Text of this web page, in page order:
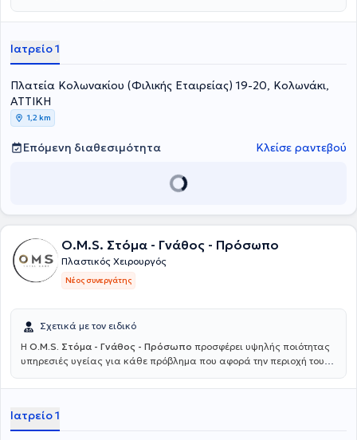
Ιατρείο 1
Πλατεία Κολωνακίου (Φιλικής Εταιρείας) 19-20, Κολωνάκι,
ΑΤΤΙΚΗ
1,2 km
Επόμενη διαθεσιμότητα Κλείσε ραντεβού
O.M.S. Στόμα - Γνάθος - Πρόσωπο
Πλαστικός Χειρουργός
Νέος συνεργάτης
Σχετικά με τον ειδικό
Η O.M.S. Στόμα - Γνάθος - Πρόσωπο προσφέρει υψηλής ποιότητας
υπηρεσιές υγείας για κάθε πρόβλημα που αφορά την περιοχή του
επιστημονική διεύθυνση του Dr. Ιωάννη Χατζηστεφανου MD PhD,
αντιμετωπίζει ακόμα και τις πιο απαιτητικές περιπτώσεις,
προσφέροντας εξατομικευμένες λύσεις για κάθε ασθενή. Για
Ιατρείο 1